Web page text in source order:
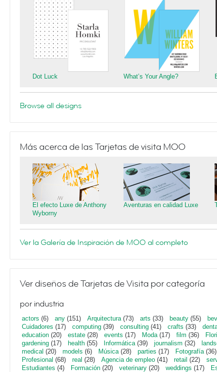
Dot Luck What’s Your Angle?
Browse all designs
Más acerca de las Tarjetas de visita MOO
El efecto Luxe de Anthony
Wyborny
Aventuras en calidad Luxe
Ver la Galería de Inspiración de MOO al completo
Ver diseños de Tarjetas de Visita por categoría
por industria
actors (6) any (151) Arquitectura(73) arts (33) beauty (55)
Cuidadores (17) computing (39) consulting (41) crafts (33)
education (20) estate (28) events (17) Moda(17) film (36)
gardening (17) health (55) Informática(39) journalism (32)
medical (20) models (6) Música(28) parties (17) Fotografía(36)
Profesional (68) real (28) Agencia de empleo (41) retail (22)
Estudiantes (4) Formación (20) veterinary (20) weddings (17)